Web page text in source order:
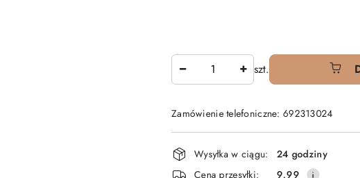
szt.
Zamówienie telefoniczne: 692313024
Dostępność
i
Wysyłka w ciągu:
24 godziny
Cena przesyłki:
9.99